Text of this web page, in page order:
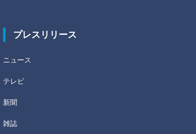
プレスリリース
ニュース
テレビ
新聞
雑誌